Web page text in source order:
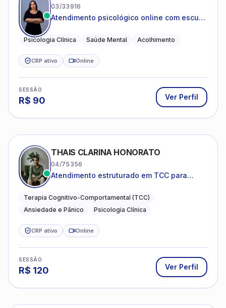
03/33916
Atendimento psicológico online com escuta
emocional
Psicologia Clínica Saúde Mental Acolhimento
CRP ativo Online
SESSÃO
R$ 90 Ver Perfil
THAIS CLARINA HONORATO
04/75356
Atendimento estruturado em TCC para
excessiva
Terapia Cognitivo-Comportamental (TCC)
Ansiedade e Pânico
Psicologia Clínica
CRP ativo Online
SESSÃO
R$ 120 Ver Perfil